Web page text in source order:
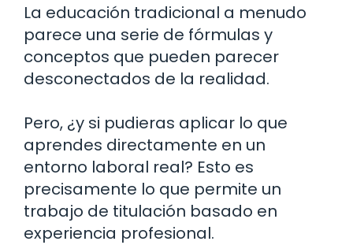
La educación tradicional a menudo
parece una serie de fórmulas y
conceptos que pueden parecer
desconectados de la realidad.
Pero, ¿y si pudieras aplicar lo que
aprendes directamente en un
entorno laboral real? Esto es
precisamente lo que permite un
trabajo de titulación basado en
experiencia profesional.